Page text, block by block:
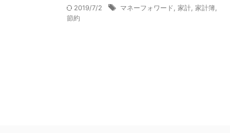
2019/7/2 マネーフォワード 家計 家計簿
節約